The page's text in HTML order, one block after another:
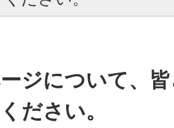
ジについて、
ださい。